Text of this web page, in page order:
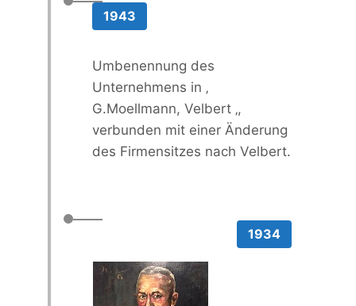
1943
Umbenennung des
Unternehmens in ‚
G.Moellmann, Velbert ‚,
verbunden mit einer Änderung
des Firmensitzes nach Velbert.
1934